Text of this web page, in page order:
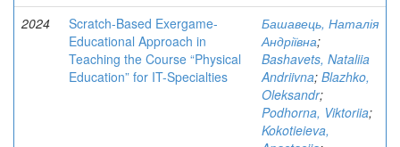
2024
Scratch-Based Exergame-
Educational Approach in
Teaching the Course “Physical
Education” for IT-Specialties
Башавець, Наталія
Андріївна;
Bashavets, Nataliia
Andriivna; Blazhko,
Oleksandr;
Podhorna, Viktoriia;
Kokotieieva,